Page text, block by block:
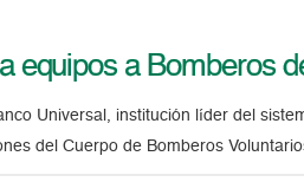
equipos a Bomberos
Universal, institución líder del
del Cuerpo de Bomberos